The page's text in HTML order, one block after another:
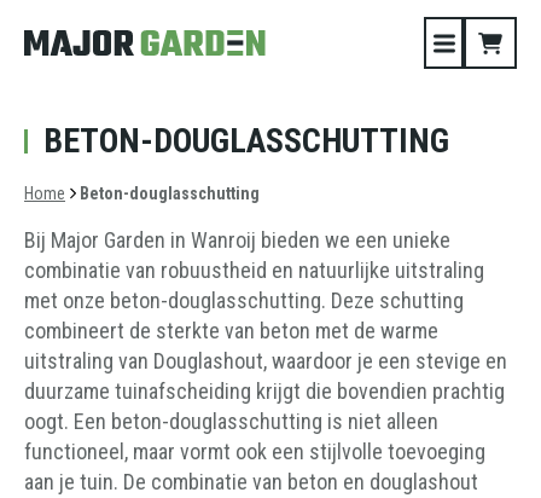
BETON-DOUGLASSCHUTTING
Home Beton-douglasschutting
Bij Major Garden in Wanroij bieden we een unieke
combinatie van robuustheid en natuurlijke uitstraling
met onze beton-douglasschutting. Deze schutting
combineert de sterkte van beton met de warme
uitstraling van Douglashout, waardoor je een stevige en
duurzame tuinafscheiding krijgt die bovendien prachtig
oogt. Een beton-douglasschutting is niet alleen
functioneel, maar vormt ook een stijlvolle toevoeging
aan je tuin. De combinatie van beton en douglashout